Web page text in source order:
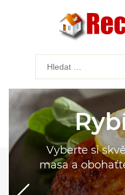
Vyberte si
masa a